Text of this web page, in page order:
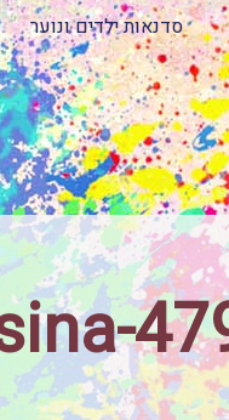
סדנאות ילדים ונוער